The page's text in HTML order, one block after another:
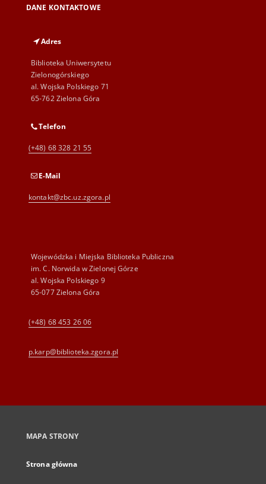
DANE KONTAKTOWE
Adres
Biblioteka Uniwersytetu
Zielonogórskiego
al. Wojska Polskiego 71
65-762 Zielona Góra
Telefon
(+48) 68 328 21 55
E-Mail
kontakt@zbc.uz.zgora.pl
Wojewódzka i Miejska Biblioteka Publiczna
im. C. Norwida w Zielonej Górze
al. Wojska Polskiego 9
65-077 Zielona Góra
(+48) 68 453 26 06
p.karp@biblioteka.zgora.pl
MAPA STRONY
Strona główna